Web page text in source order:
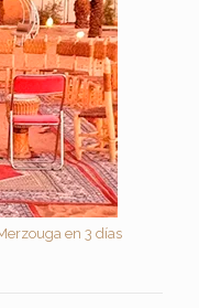
en 3 días